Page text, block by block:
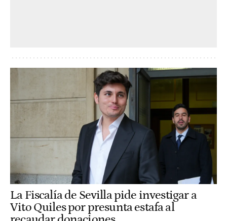
La Fiscalía de Sevilla pide investigar a
Vito Quiles por presunta estafa al